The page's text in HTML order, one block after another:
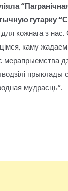
гутарку
кожнага з нас.
каму
мерапрыемства
мудрасць”.